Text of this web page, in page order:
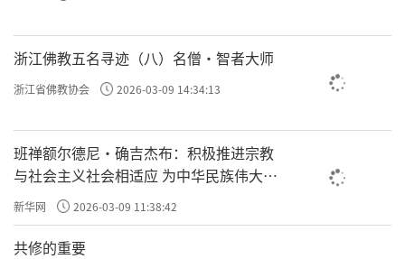
浙江佛教五名寻迹（八）名僧·智者大师
浙江省佛教协会 2026-03-09 14:34:13
班禅额尔德尼·确吉杰布：积极推进宗教
与社会主义社会相适应 为中华民族伟大复
兴贡献力量
新华网 2026-03-09 11:38:42
共修的重要